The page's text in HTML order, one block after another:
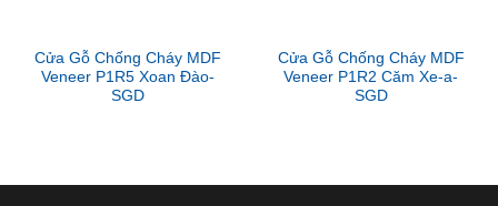
Cửa Gỗ Chống Cháy MDF
Veneer P1R5 Xoan Đào-
SGD
Cửa Gỗ Chống Cháy MDF
Veneer P1R2 Căm Xe-a-
SGD